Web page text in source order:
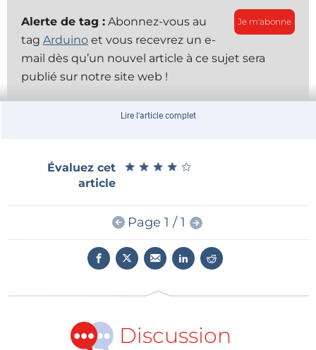
Je m'abonne
Alerte de tag : Abonnez-vous au
tag Arduino et vous recevrez un e-
mail dès qu’un nouvel article à ce sujet sera
publié sur notre site web !
Qu'est-ce que l'Arduino Alvik ?
robotisé autonome, plate et carrée, de 9,6 cm sur x,x
cm (vous êtes technicien ? Pouvez-vous compléter la
hauteur d'environ 45 mm (mesurée par moi, je n'ai
pas pu trouver de dimensions officielles). La face
supérieure est ornée de motifs abstraits imprimés en
bleu, et la face avant est ornée d'un smiley. Dans
l'ensemble, l'Alvik a une belle apparence et semble
Vue sur l’électronique
Lire l'article complet
Évaluez cet
article
★ ★ ★ ★ ★
★ ★ ★ ★ ★
Page 1 / 1
Discussion